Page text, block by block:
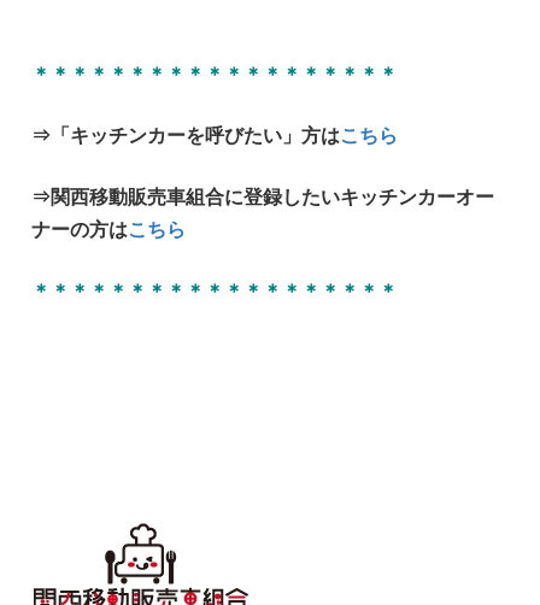
＊＊＊＊＊＊＊＊＊＊＊＊＊＊＊＊＊＊＊
⇒「キッチンカーを呼びたい」方はこちら
⇒関西移動販売車組合に登録したいキッチンカーオー
ナーの方はこちら
＊＊＊＊＊＊＊＊＊＊＊＊＊＊＊＊＊＊＊